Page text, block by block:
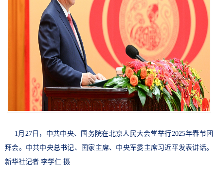
1月27日，中共中央、国务院在北京人民大会堂举行2025年春节团
拜会。中共中央总书记、国家主席、中央军委主席习近平发表讲话。
新华社记者 李学仁 摄